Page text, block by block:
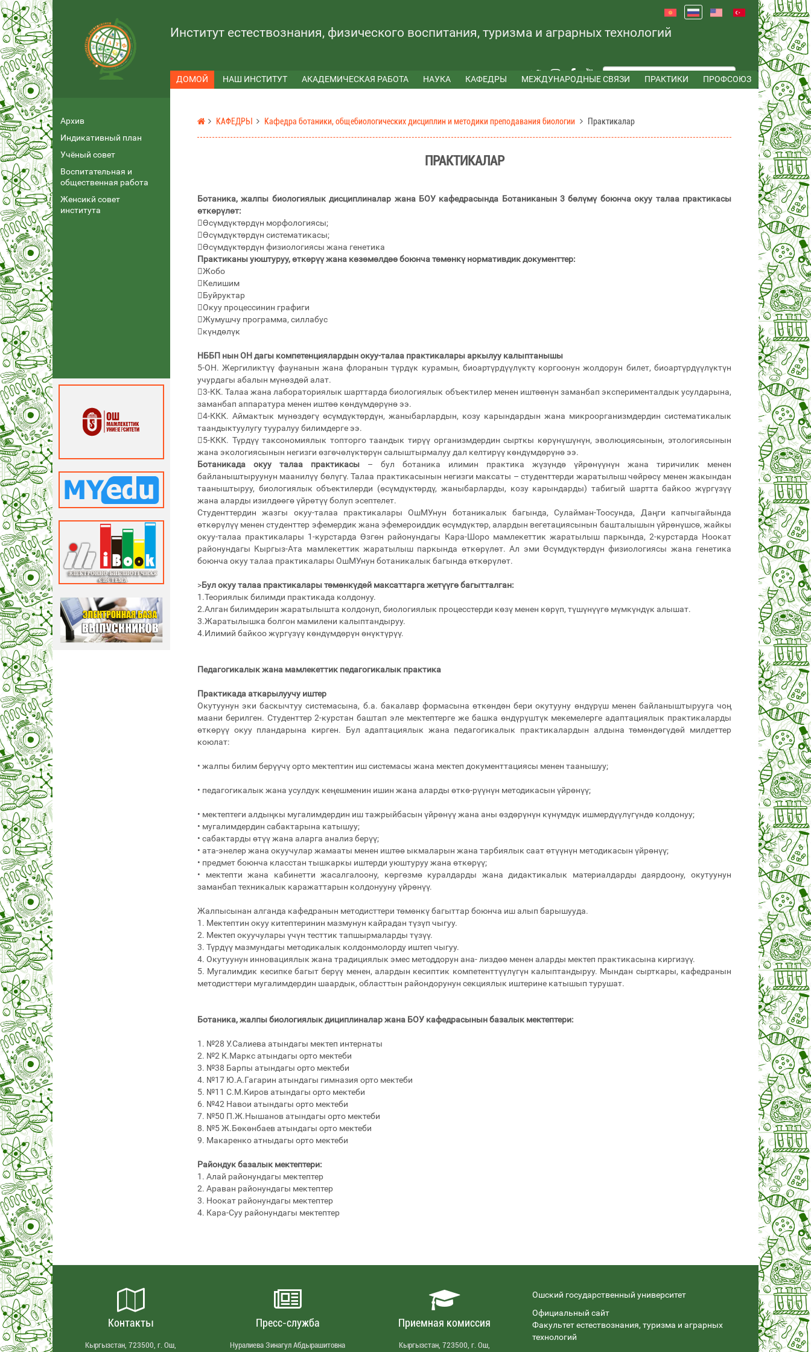
Институт естествознания, физического воспитания, туризма и аграрных технологий
ДОМОЙ НАШ ИНСТИТУТ АКАДЕМИЧЕСКАЯ РАБОТА НАУКА КАФЕДРЫ МЕЖДУНАРОДНЫЕ СВЯЗИ ПРАКТИКИ ПРОФСОЮЗ
Архив
Индикативный план
Учёный совет
Воспитательная и
общественная работа
Женсикй совет
института
КАФЕДРЫ Кафедра ботаники, общебиологических дисциплин и методики преподавания биологии Практикалар
ПРАКТИКАЛАР
Ботаника, жалпы биологиялык дисциплиналар жана БОУ кафедрасында Ботаниканын 3 бөлүмү боюнча окуу талаа практикасы
өткөрүлөт:
Өсүмдүктөрдүн морфологиясы;
Өсүмдүктөрдүн систематикасы;
Өсүмдүктөрдүн физиологиясы жана генетика
Практиканы уюштуруу, өткөрүү жана көзөмөлдөө боюнча төмөнкү нормативдик документтер:
Жобо
Келишим
Буйруктар
Окуу процессинин графиги
Жумушчу программа, силлабус
күндөлүк
НББП нын ОН дагы компетенциялардын окуу-талаа практикалары аркылуу калыптанышы
5-ОН. Жергиликтүү фаунанын жана флоранын түрдүк курамын, биоартүрдүүлүктү коргоонун жолдорун билет, биоартүрдүүлүктүн
учурдагы абалын мүнөздөй алат.
3-КК. Талаа жана лабораториялык шарттарда биологиялык объектилер менен иштөөнүн заманбап эксперименталдык усулдарына,
заманбап аппаратура менен иштөө көндүмдөрүнө ээ.
4-ККК. Аймактык мүнөздөгү өсүмдүктөрдүн, жаныбарлардын, козу карындардын жана микроорганизмдердин систематикалык
таандыктуулугу тууралуу билимдерге ээ.
5-ККК. Түрдүү таксономиялык топторго таандык тирүү организмдердин сырткы көрүнүшүнүн, эволюциясынын, этологиясынын
жана экологиясынын негизги өзгөчөлүктөрүн салыштырмалуу дал келтирүү көндүмдөрүнө ээ.
Ботаникада окуу талаа практикасы – бул ботаника илимин практика жүзүндө үйрөнүүнүн жана тиричилик менен
байланыштыруунун маанилүү бөлүгү. Талаа практикасынын негизги максаты – студенттерди жаратылыш чөйрөсү менен жакындан
тааныштыруу, биологиялык объектилерди (өсүмдүктөрдү, жаныбарларды, козу карындарды) табигый шартта байкоо жүргүзүү
жана аларды изилдөөгө үйрөтүү болуп эсептелет.
Студенттердин жазгы окуу-талаа практикалары ОшМУнун ботаникалык багында, Сулайман-Тоосунда, Даңги капчыгайында
өткөрүлүү менен студенттер эфемердик жана эфемероиддик өсүмдүктөр, алардын вегетациясынын башталышын үйрөнүшсө, жайкы
окуу-талаа практикалары 1-курстарда Өзгөн районундагы Кара-Шоро мамлекеттик жаратылыш паркында, 2-курстарда Ноокат
районундагы Кыргыз-Ата мамлекеттик жаратылыш паркында өткөрүлөт. Ал эми Өсүмдүктөрдүн физиологиясы жана генетика
боюнча окуу талаа практикалары ОшМУнун ботаникалык багында өткөрүлөт.
>Бул окуу талаа практикалары төмөнкүдөй максаттарга жетүүгө багытталган:
1.Теориялык билимди практикада колдонуу.
2.Алган билимдерин жаратылышта колдонуп, биологиялык процесстерди көзү менен көрүп, түшүнүүгө мүмкүндүк алышат.
3.Жаратылышка болгон мамилени калыптандыруу.
4.Илимий байкоо жүргүзүү көндүмдөрүн өнүктүрүү.
Педагогикалык жана мамлекеттик педагогикалык практика
Практикада аткарылуучу иштер
Окутуунун эки баскычтуу системасына, б.а. бакалавр формасына өткөндөн бери окутууну өндүрүш менен байланыштырууга чоң
маани берилген. Студенттер 2-курстан баштап эле мектептерге же башка өндүрүштүк мекемелерге адаптациялык практикаларды
өткөрүү окуу пландарына кирген. Бул адаптациялык жана педагогикалык практикалардын алдына төмөндөгүдөй милдеттер
коюлат:
• жалпы билим берүүчү орто мектептин иш системасы жана мектеп документтациясы менен таанышуу;
• педагогикалык жана усулдук кеңешменин ишин жана аларды өткө-рүүнүн методикасын үйрөнүү;
• мектептеги алдыңкы мугалимдердин иш тажрыйбасын үйрөнүү жана аны өздөрүнүн күнүмдүк ишмердүүлүгүндө колдонуу;
• мугалимдердин сабактарына катышуу;
• сабактарды өтүү жана аларга анализ берүү;
• ата-энелер жана окуучулар жамааты менен иштөө ыкмаларын жана тарбиялык саат өтүүнүн методикасын үйрөнүү;
• предмет боюнча класстан тышкаркы иштерди уюштуруу жана өткөрүү;
• мектепти жана кабинетти жасалгалоону, көргөзмө куралдарды жана дидактикалык материалдарды даярдоону, окутуунун
заманбап техникалык каражаттарын колдонууну үйрөнүү.
Жалпысынан алганда кафедранын методисттери төмөнкү багыттар боюнча иш алып барышууда.
1. Мектептин окуу китептеринин мазмунун кайрадан түзүп чыгуу.
2. Мектеп окуучулары үчүн тесттик тапшырмаларды түзүү.
3. Түрдүү мазмундагы методикалык колдонмолорду иштеп чыгуу.
4. Окутуунун инновациялык жана традициялык эмес методдорун ана- лиздөө менен аларды мектеп практикасына киргизүү.
5. Мугалимдик кесипке багыт берүү менен, алардын кесиптик компетенттүүлүгүн калыптандыруу. Мындан сырткары, кафедранын
методисттери мугалимдердин шаардык, областтын райондорунун секциялык иштерине катышып турушат.
Ботаника, жалпы биологиялык дициплиналар жана БОУ кафедрасынын базалык мектептери:
1. №28 У.Салиева атындагы мектеп интернаты
2. №2 К.Маркс атындагы орто мектеби
3. №38 Барпы атындагы орто мектеби
4. №17 Ю.А.Гагарин атындагы гимназия орто мектеби
5. №11 С.М.Киров атындагы орто мектеби
6. №42 Навои атындагы орто мектеби
7. №50 П.Ж.Нышанов атындагы орто мектеби
8. №5 Ж.Бөкөнбаев атындагы орто мектеби
9. Макаренко атныдагы орто мектеби
Райондук базалык мектептери:
1. Алай районундагы мектептер
2. Араван районундагы мектептер
3. Ноокат районундагы мектептер
4. Кара-Суу районундагы мектептер
Контакты
Кыргызстан, 723500, г. Ош,
Пресс-служба
Нуралиева Зинагул Абдырашитовна
Приемная комиссия
Кыргызстан, 723500, г. Ош,
Ошский государственный университет
Официальный сайт
Факультет естествознания, туризма и аграрных
технологий